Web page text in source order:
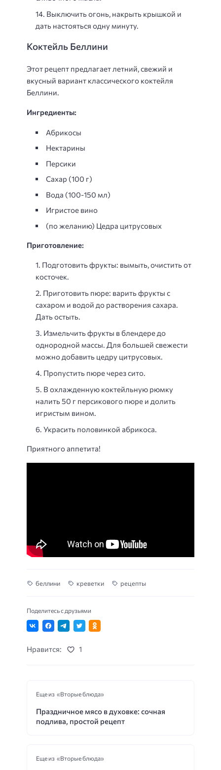
Выключить огонь, накрыть крышкой и
дать настояться одну минуту.
Коктейль Беллини
Этот рецепт предлагает летний, свежий и
вкусный вариант классического коктейля
Беллини.
Ингредиенты:
Абрикосы
Нектарины
Персики
Сахар (100 г)
Вода (100-150 мл)
Игристое вино
(по желанию) Цедра цитрусовых
Приготовление:
Подготовить фрукты: вымыть, очистить от
косточек.
Приготовить пюре: варить фрукты с
сахаром и водой до растворения сахара.
Дать остыть.
Измельчить фрукты в блендере до
однородной массы. Для большей свежести
можно добавить цедру цитрусовых.
Пропустить пюре через сито.
В охлажденную коктейльную рюмку
налить 50 г персикового пюре и долить
игристым вином.
Украсить половинкой абрикоса.
Приятного аппетита!
беллини креветки рецепты
Поделитесь с друзьями
Нравится: 1
Еще из «Вторые блюда»
Праздничное мясо в духовке: сочная
подлива, простой рецепт
Еще из «Вторые блюда»